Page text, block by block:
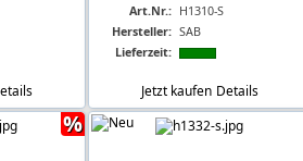
Art.Nr.: H1310-S
Hersteller: SAB
Lieferzeit:
Jetzt kaufen Details
%